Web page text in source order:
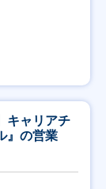
キャリアチ
』の営業